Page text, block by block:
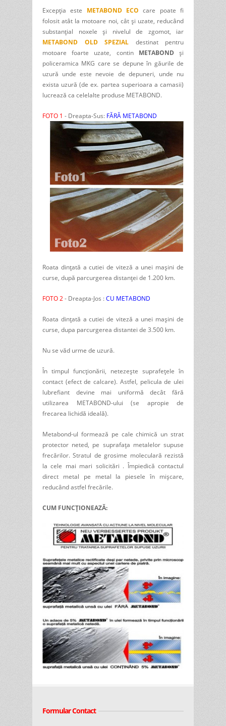
Excepția este METABOND ECO care poate fi
folosit atât la motoare noi, cât și uzate, reducând
substanțial noxele și nivelul de zgomot, iar
METABOND OLD SPEZIAL destinat pentru
motoare foarte uzate, contin METABONDși
policeramica MKG care se depune în găurile de
uzură unde este nevoie de depuneri, unde nu
exista uzură (de ex. partea superioara a camasii)
lucrează ca celelalte produse METABOND.
FOTO 1 - Dreapta-Sus: FĂRĂ METABOND
Roata dințată a cutiei de viteză a unei mașini de
curse, după parcurgerea distanței de 1.200 km.
FOTO 2- Dreapta-Jos :CU METABOND
Roata dințată a cutiei de viteză a unei mașini de
curse, dupa parcurgerea distantei de 3.500 km.
Nu se văd urme de uzură.
În timpul funcționării, netezește suprafețele în
contact (efect de calcare). Astfel, pelicula de ulei
lubrefiant devine mai uniformă decât fără
utilizarea METABOND-ului (se apropie de
frecarea lichidă ideală).
Metabond-ul formează pe cale chimică un strat
protector neted, pe suprafața metalelor supuse
frecărilor. Stratul de grosime moleculară rezistă
la cele mai mari solicitări . Împiedică contactul
direct metal pe metal la piesele în mișcare,
reducând astfel frecările.
CUM FUNCȚIONEAZĂ:
Formular Contact